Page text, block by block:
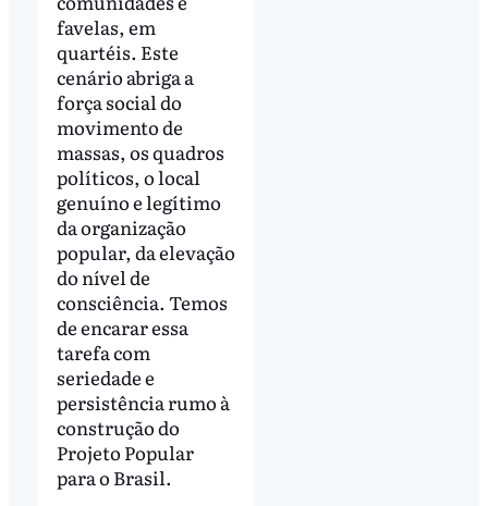
favelas, em
quartéis. Este
cenário abriga a
força social do
movimento de
massas, os quadros
políticos, o local
genuíno e legítimo
da organização
popular, da elevação
do nível de
consciência. Temos
de encarar essa
tarefa com
seriedade e
persistência rumo à
construção do
Projeto Popular
para o Brasil.